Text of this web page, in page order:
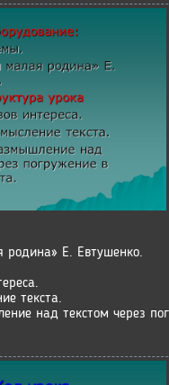
родина» Е. Евтушенко.
текста.
над текстом через